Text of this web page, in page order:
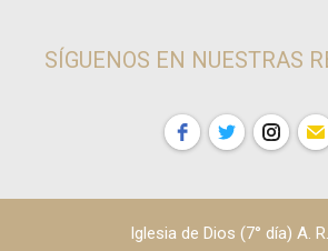
SÍGUENOS EN NUESTRAS
Iglesia de Dios (7° día) A.